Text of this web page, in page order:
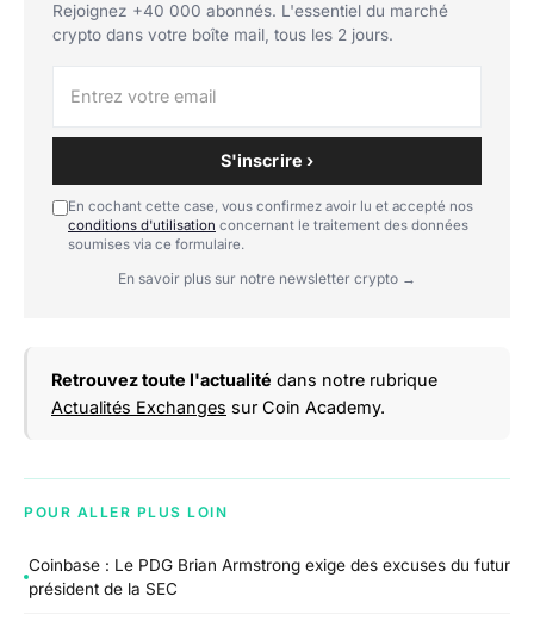
Rejoignez +40 000 abonnés. L'essentiel du marché
crypto dans votre boîte mail, tous les 2 jours.
S'inscrire ›
En cochant cette case, vous confirmez avoir lu et accepté nos
conditions d'utilisation concernant le traitement des données
soumises via ce formulaire.
En savoir plus sur notre newsletter crypto →
Retrouvez toute l'actualité dans notre rubrique
Actualités Exchanges sur Coin Academy.
POUR ALLER PLUS LOIN
Coinbase : Le PDG Brian Armstrong exige des excuses du futur
président de la SEC